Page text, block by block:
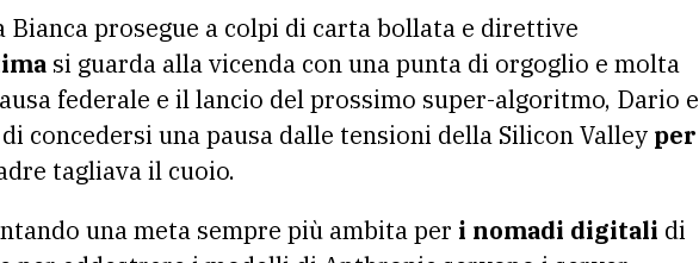
Bianca prosegue a colpi di carta bollata e direttive
si guarda alla vicenda con una punta di orgoglio e molta
federale e il lancio del prossimo super-algoritmo, Dario e
concedersi una pausa dalle tensioni della Silicon Valley per
tagliava il cuoio.
una meta sempre più ambita per i nomadi digitali di